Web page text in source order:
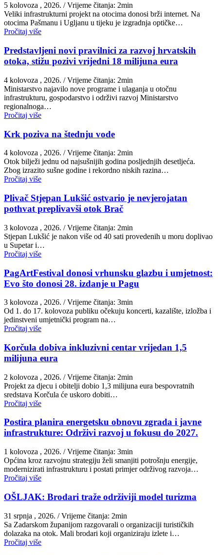
5 kolovoza , 2026. / Vrijeme čitanja: 2min
Veliki infrastrukturni projekt na otocima donosi brži internet. Na
otocima Pašmanu i Ugljanu u tijeku je izgradnja optičke…
Pročitaj više
Predstavljeni novi pravilnici za razvoj hrvatskih
otoka, stižu pozivi vrijedni 18 milijuna eura
4 kolovoza , 2026. / Vrijeme čitanja: 2min
Ministarstvo najavilo nove programe i ulaganja u otočnu
infrastrukturu, gospodarstvo i održivi razvoj Ministarstvo
regionalnoga…
Pročitaj više
Krk poziva na štednju vode
4 kolovoza , 2026. / Vrijeme čitanja: 2min
Otok bilježi jednu od najsušnijih godina posljednjih desetljeća.
Zbog izrazito sušne godine i rekordno niskih razina…
Pročitaj više
Plivač Stjepan Lukšić ostvario je nevjerojatan
pothvat preplivavši otok Brač
3 kolovoza , 2026. / Vrijeme čitanja: 2min
St​jepan Lukšić je nakon više od 40 sati provedenih u moru doplivao
u Supetar i…
Pročitaj više
PagArtFestival donosi vrhunsku glazbu i umjetnost:
Evo što donosi 28. izdanje u Pagu
3 kolovoza , 2026. / Vrijeme čitanja: 3min
Od 1. do 17. kolovoza publiku očekuju koncerti, kazalište, izložba i
jedinstveni umjetnički program na…
Pročitaj više
Korčula dobiva inkluzivni centar vrijedan 1,5
milijuna eura
2 kolovoza , 2026. / Vrijeme čitanja: 2min
Projekt za djecu i obitelji dobio 1,3 milijuna eura bespovratnih
sredstava Korčula će uskoro dobiti…
Pročitaj više
Postira planira energetsku obnovu zgrada i javne
infrastrukture: Održivi razvoj u fokusu do 2027.
1 kolovoza , 2026. / Vrijeme čitanja: 3min
Općina kroz razvojnu strategiju želi smanjiti potrošnju energije,
modernizirati infrastrukturu i postati primjer održivog razvoja…
Pročitaj više
OŠLJAK: Brodari traže održiviji model turizma
31 srpnja , 2026. / Vrijeme čitanja: 2min
Sa Zadarskom županijom razgovarali o organizaciji turističkih
dolazaka na otok. Mali brodari koji organiziraju izlete i…
Pročitaj više